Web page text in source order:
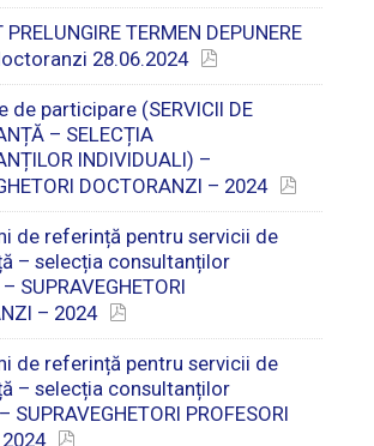
TERMEN DEPUNERE
28.06.2024
de participare (SERVICII DE
– SELECȚIA
INDIVIDUALI) –
DOCTORANZI – 2024
de referință pentru servicii de
– selecția consultanților
SUPRAVEGHETORI
– 2024
de referință pentru servicii de
– selecția consultanților
PROFESORI
2024